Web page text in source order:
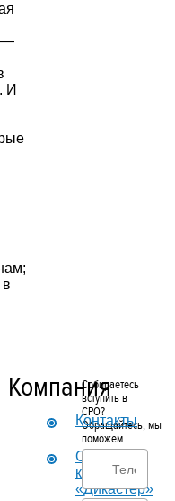
—
И
Компания
Контакты
О
компании
«Дикастер»
Собираетесь
вступить в
СРО?
Обращайтесь, мы
поможем.